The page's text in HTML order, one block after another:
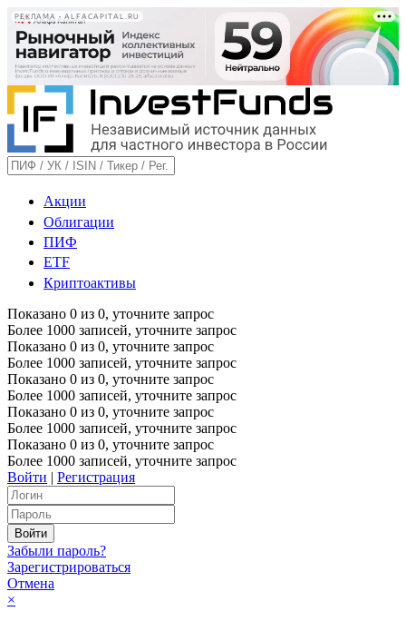
РЕКЛАМА • ALFACAPITAL.RU
Акции
Облигации
ПИФ
ETF
Криптоактивы
Показано 0 из 0, уточните запрос
Более 1000 записей, уточните запрос
Показано 0 из 0, уточните запрос
Более 1000 записей, уточните запрос
Показано 0 из 0, уточните запрос
Более 1000 записей, уточните запрос
Показано 0 из 0, уточните запрос
Более 1000 записей, уточните запрос
Показано 0 из 0, уточните запрос
Более 1000 записей, уточните запрос
Войти | Регистрация
Забыли пароль?
Зарегистрироваться
Отмена
×